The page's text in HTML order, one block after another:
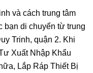
và cách trung tâm
bạn di chuyển từ trung
Trinh, quận 2. Khi
Xuất Nhập Khẩu
Lắp Ráp Thiết Bị